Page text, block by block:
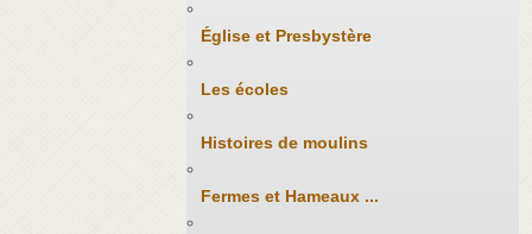
Église et Presbystère
Les écoles
Histoires de moulins
Fermes et Hameaux ...